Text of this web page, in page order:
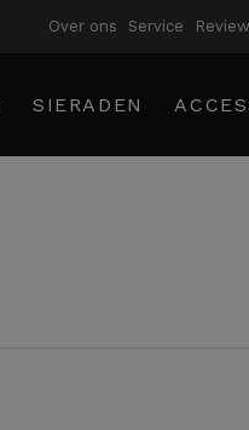
Over ons Service
SIERADEN